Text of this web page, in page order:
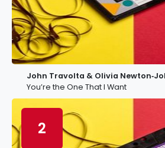
John Travolta & Olivia
You’re the One That I Want
2